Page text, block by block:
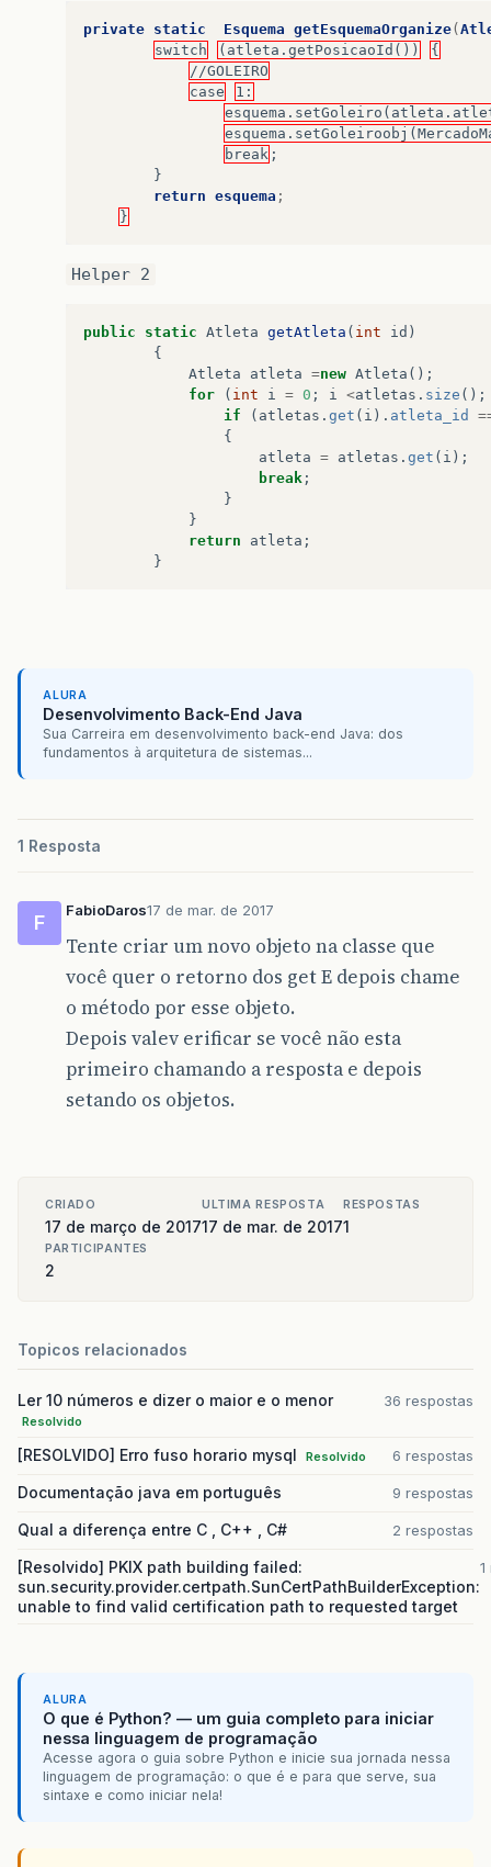
private static Esquema getEsquemaOrganize(
switch
(atleta.getPosicaoId())
{
//GOLEIRO
case
1:
break ;
}
return esquema ;
}
Helper 2
public static Atleta getAtleta ( int id )
{
Atleta
atleta =new Atleta ();
for
( int i = 0 ; i <atletas . size ();
if
( atletas . get ( i ). atleta_id
{
atleta = atletas . get ( i );
break ;
}
}
return
atleta ;
}
ALURA
Desenvolvimento Back-End Java
Sua Carreira em desenvolvimento back-end Java: dos
fundamentos à arquitetura de sistemas...
1 Resposta
F
FabioDaros17 de mar. de 2017
Tente criar um novo objeto na classe que
você quer o retorno dos get E depois chame
o método por esse objeto.
Depois valev erificar se você não esta
primeiro chamando a resposta e depois
setando os objetos.
CRIADO
17 de março de 2017
ULTIMA RESPOSTA
17 de mar. de 2017
RESPOSTAS
1
PARTICIPANTES
2
Topicos relacionados
Ler 10 números e dizer o maior e o menor
Resolvido
36 respostas
[RESOLVIDO] Erro fuso horario mysql Resolvido 6 respostas
Documentação java em português 9 respostas
Qual a diferença entre C , C++ , C# 2 respostas
[Resolvido] PKIX path building failed:
sun.security.provider.certpath.SunCertPathBuilderException:
unable to find valid certification path to requested target
ALURA
O que é Python? — um guia completo para iniciar
nessa linguagem de programação
Acesse agora o guia sobre Python e inicie sua jornada nessa
linguagem de programação: o que é e para que serve, sua
sintaxe e como iniciar nela!